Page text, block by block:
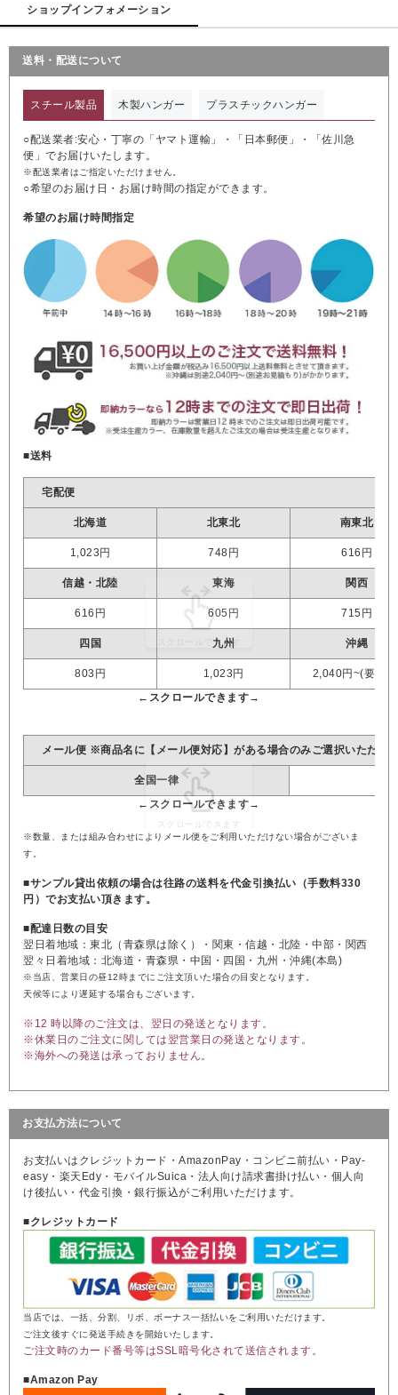
ショップインフォメーション
送料・配送について
スチール製品 木製ハンガー プラスチックハンガー
○配送業者:安心・丁寧の「ヤマト運輸」・「日本郵便」・「佐川急
便」でお届けいたします。
※配送業者はご指定いただけません。
○希望のお届け日・お届け時間の指定ができます。
希望のお届け時間指定
■送料
宅配便
北海道 北東北 南東北
1,023円 748円 616円
信越・北陸 東海 関西
616円 605円 715円
四国 九州 沖縄
803円 1,023円 2,040円~(要見
メール便 ※商品名に【メール便対応】がある場合のみご選択いただけ
全国一律
※数量、または組み合わせによりメール便をご利用いただけない場合がございま
す。
■サンプル貸出依頼の場合は往路の送料を代金引換払い（手数料330
円）でお支払い頂きます。
■配達日数の目安
翌日着地域：東北（青森県は除く）・関東・信越・北陸・中部・関西
翌々日着地域：北海道・青森県・中国・四国・九州・沖縄(本島)
※当店、営業日の昼12時までにご注文頂いた場合の目安となります。
天候等により遅延する場合もございます。
※12 時以降のご注文は、翌日の発送となります。
※休業日のご注文に関しては翌営業日の発送となります。
※海外への発送は承っておりません。
お支払方法について
お支払いはクレジットカード・AmazonPay・コンビニ前払い・Pay-
easy・楽天Edy・モバイルSuica・法人向け請求書掛け払い・個人向
け後払い・代金引換・銀行振込がご利用いただけます。
■クレジットカード
当店では、一括、分割、リボ、ボーナス一括払いをご利用いただけます。
ご注文後すぐに発送手続きを開始いたします。
ご注文時のカード番号等はSSL暗号化されて送信されます。
■Amazon Pay